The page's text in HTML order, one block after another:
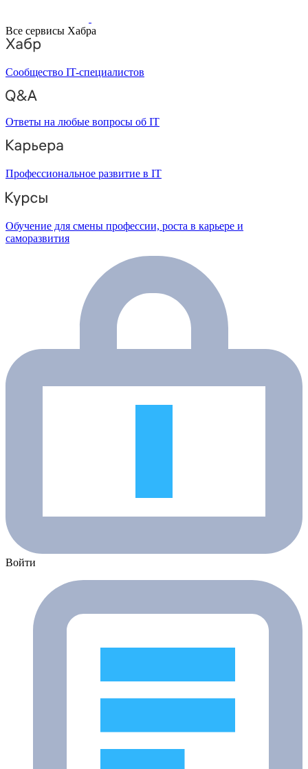
Все сервисы Хабра
Сообщество IT-специалистов
Ответы на любые вопросы об IT
Профессиональное развитие в IT
Обучение для смены профессии, роста в карьере и
саморазвития
Войти